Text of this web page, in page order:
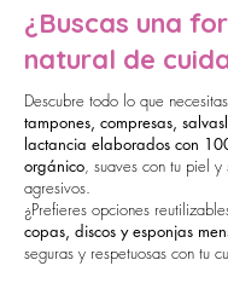
¿Buscas una
natural de
Descubre todo lo que
tampones, compresas,
lactancia elaborados con
orgánico, suaves con tu piel y
agresivos.
¿Prefieres opciones
copas, discos y esponjas
seguras y respetuosas con tu